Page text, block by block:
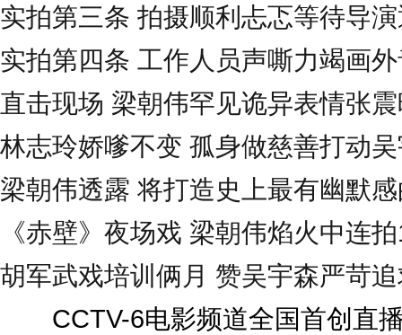
实拍第三条 拍摄顺利忐忑等待导
实拍第四条 工作人员声嘶力竭画
直击现场 梁朝伟罕见诡异表情张
林志玲娇嗲不变 孤身做慈善打动
梁朝伟透露 将打造史上最有幽默
《赤壁》夜场戏 梁朝伟焰火中连
胡军武戏培训俩月 赞吴宇森严苛
CCTV-6电影频道全国首创直播